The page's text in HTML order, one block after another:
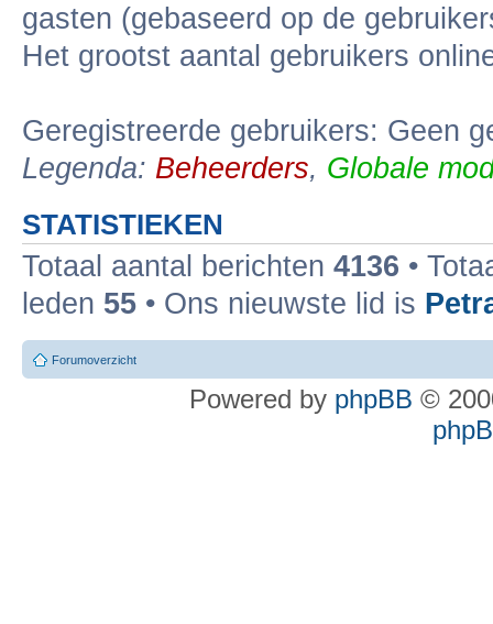
gasten (gebaseerd op de
Het grootst aantal gebruikers
Geregistreerde gebruikers: Geen
Legenda: Beheerders, Globale
STATISTIEKEN
Totaal aantal berichten 4136 •
leden 55 • Ons nieuwste lid is
Forumoverzicht
Powered by phpBB ©